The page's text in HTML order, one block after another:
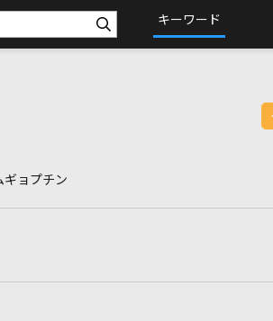
キーワード
ョプチン